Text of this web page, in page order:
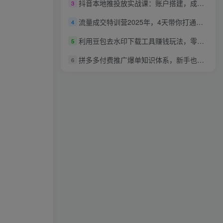
3 抖音本地推投放实战课：账户搭建，成本控制，避坑指南，10年优化师经验拆解
4 流量成交特训营2025年，4天带你打通【只工作不上班】的商业变现模式，让你的时间价值提升10倍
5 利用豆包去水印下载工具赚钱玩法，零成本零门槛多种收益月入5000+
6 拼多多付费推广爆单知识体系，新手也能低成本引流，快速爆单，单店铺日销500单